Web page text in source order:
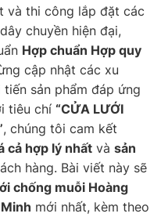
và thi công lắp đặt các
chuyền hiện đại,
Hợp chuẩn Hợp quy
cập nhật các xu
sản phẩm đáp ứng
tiêu chí “CỬA LƯỚI
, chúng tôi cam kết
cả hợp lý nhất và sản
hàng. Bài viết này sẽ
chống muỗi Hoàng
mới nhất, kèm theo